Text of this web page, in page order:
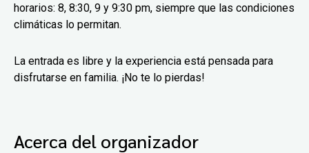
horarios: 8, 8:30, 9 y 9:30 pm, siempre que las condiciones
climáticas lo permitan.
La entrada es libre y la experiencia está pensada para
disfrutarse en familia. ¡No te lo pierdas!
Acerca del organizador